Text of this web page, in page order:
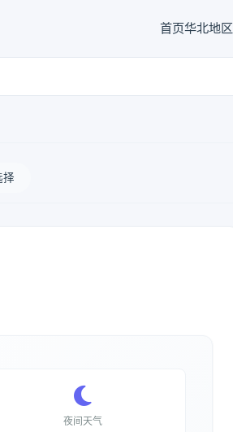
首页华北地区
择
夜间天气